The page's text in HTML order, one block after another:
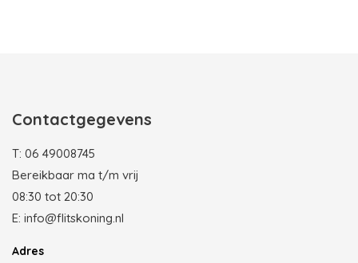
Contactgegevens
T: 06 49008745
Bereikbaar ma t/m vrij
08:30 tot 20:30
E: info@flitskoning.nl
Adres